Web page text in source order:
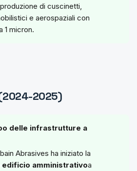
di cuscinetti,
e aerospaziali con
1 micron.
2025)
delle infrastrutture a
Abrasives ha iniziato la
edificio amministrativoa